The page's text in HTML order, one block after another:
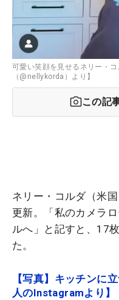
可愛い笑顔を見せるネリー・
（@nellykorda）より】
この記
ネリー・コルダ（米
更新。「私のカメラ
ルへ」と記すと、17
た。
【写真】キッチンに
人のInstagramより】